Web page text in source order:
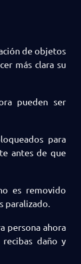
de objetos
más clara su
pueden ser
para
antes de que
es removido
paralizado.
persona ahora
daño y